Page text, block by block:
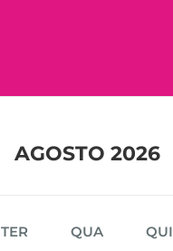
AGOSTO 2026
TER QUA QUI